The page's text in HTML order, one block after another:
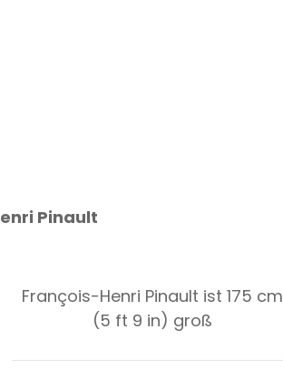
Pinault
François-Henri Pinault ist 175 cm
(5 ft 9 in) groß